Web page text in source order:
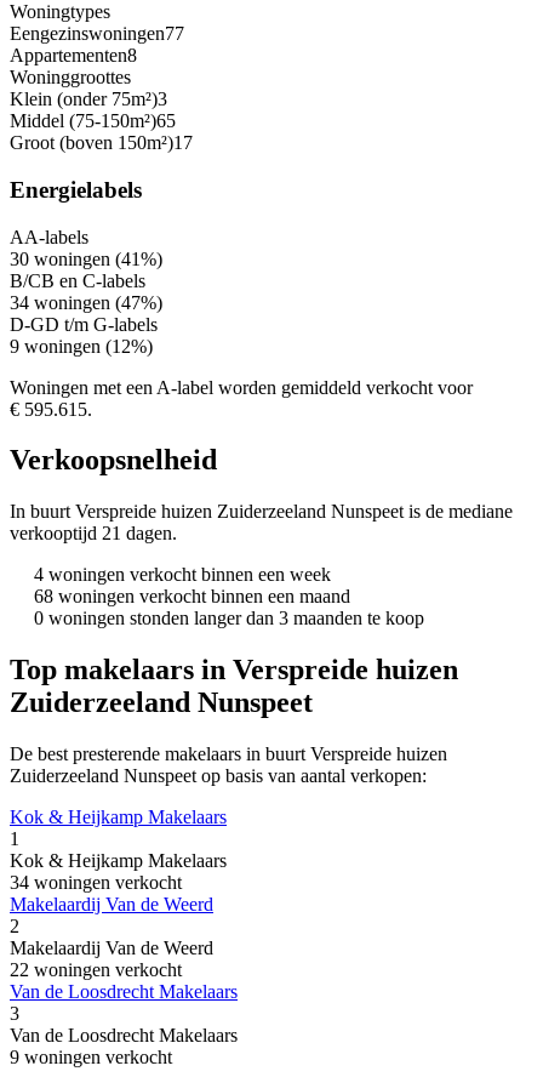
Woningtypes
Eengezinswoningen77
Appartementen8
Woninggroottes
Klein (onder 75m²)3
Middel (75-150m²)65
Groot (boven 150m²)17
Energielabels
AA-labels
30 woningen (41%)
B/CB en C-labels
34 woningen (47%)
D-GD t/m G-labels
9 woningen (12%)
Woningen met een A-label worden gemiddeld verkocht voor
€ 595.615.
Verkoopsnelheid
In buurt Verspreide huizen Zuiderzeeland Nunspeet is de mediane
verkooptijd 21 dagen.
4 woningen verkocht binnen een week
68 woningen verkocht binnen een maand
0 woningen stonden langer dan 3 maanden te koop
Top makelaars in Verspreide huizen
Zuiderzeeland Nunspeet
De best presterende makelaars in buurt Verspreide huizen
Zuiderzeeland Nunspeet op basis van aantal verkopen:
Kok & Heijkamp Makelaars
1
Kok & Heijkamp Makelaars
34 woningen verkocht
Makelaardij Van de Weerd
2
Makelaardij Van de Weerd
22 woningen verkocht
Van de Loosdrecht Makelaars
3
Van de Loosdrecht Makelaars
9 woningen verkocht